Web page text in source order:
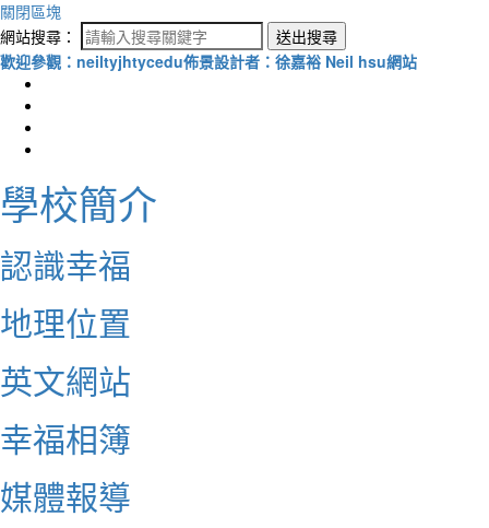
關閉區塊
網站搜尋：
送出搜尋
歡迎參觀：neiltyjhtycedu佈景設計者：徐嘉裕 Neil hsu網站
學校簡介
認識幸福
地理位置
英文網站
幸福相簿
媒體報導